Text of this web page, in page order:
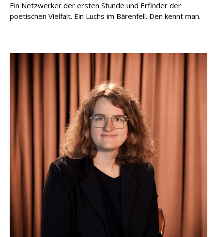
Ein Netzwerker der ersten Stunde und Erfinder der
poetischen Vielfalt. Ein Luchs im Bärenfell. Den kennt man.